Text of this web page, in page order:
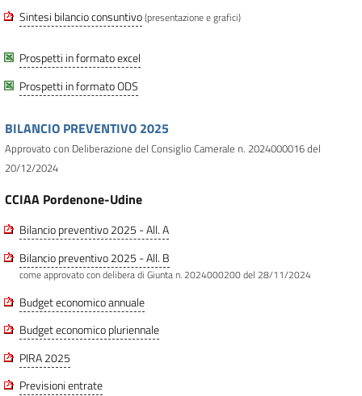
Sintesi bilancio consuntivo(presentazione e grafici)
Prospetti in formato excel
Prospetti in formato ODS
BILANCIO PREVENTIVO 2025
Approvato con Deliberazione del Consiglio Camerale n. 2024000016 del
20/12/2024
CCIAA Pordenone-Udine
Bilancio preventivo 2025 - All. A
Bilancio preventivo 2025 - All. B
come approvato con delibera di Giunta n. 2024000200 del 28/11/2024
Budget economico annuale
Budget economico pluriennale
PIRA 2025
Previsioni entrate